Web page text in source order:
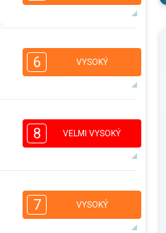
4
16:00
32°max.
6 VYSOKÝ
16:00
2
18:00
31°
8 VELMI VYSOKÝ
4
16:00
2
7 VYSOKÝ